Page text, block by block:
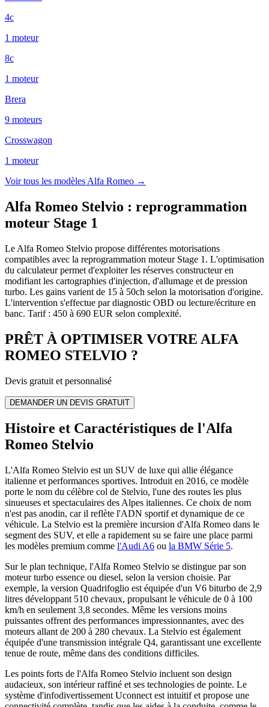
4c
1 moteur
8c
1 moteur
Brera
9 moteurs
Crosswagon
1 moteur
Voir tous les modèles Alfa Romeo →
Alfa Romeo Stelvio : reprogrammation
moteur Stage 1
Le Alfa Romeo Stelvio propose différentes motorisations
compatibles avec la reprogrammation moteur Stage 1. L'optimisation
du calculateur permet d'exploiter les réserves constructeur en
modifiant les cartographies d'injection, d'allumage et de pression
turbo. Les gains varient de 15 à 50ch selon la motorisation d'origine.
L'intervention s'effectue par diagnostic OBD ou lecture/écriture en
banc. Tarif : 450 à 690 EUR selon complexité.
PRÊT À OPTIMISER VOTRE ALFA
ROMEO STELVIO ?
Devis gratuit et personnalisé
DEMANDER UN DEVIS GRATUIT
Histoire et Caractéristiques de l'Alfa
Romeo Stelvio
L'Alfa Romeo Stelvio est un SUV de luxe qui allie élégance
italienne et performances sportives. Introduit en 2016, ce modèle
porte le nom du célèbre col de Stelvio, l'une des routes les plus
sinueuses et spectaculaires des Alpes italiennes. Ce choix de nom
n'est pas anodin, car il reflète l'ADN sportif et dynamique de ce
véhicule. La Stelvio est la première incursion d'Alfa Romeo dans le
segment des SUV, et elle a rapidement su se faire une place parmi
les modèles premium comme l'Audi A6 ou la BMW Série 5.
Sur le plan technique, l'Alfa Romeo Stelvio se distingue par son
moteur turbo essence ou diesel, selon la version choisie. Par
exemple, la version Quadrifoglio est équipée d'un V6 biturbo de 2,9
litres développant 510 chevaux, propulsant le véhicule de 0 à 100
km/h en seulement 3,8 secondes. Même les versions moins
puissantes offrent des performances impressionnantes, avec des
moteurs allant de 200 à 280 chevaux. La Stelvio est également
équipée d'une transmission intégrale Q4, garantissant une excellente
tenue de route, même dans des conditions difficiles.
Les points forts de l'Alfa Romeo Stelvio incluent son design
audacieux, son intérieur raffiné et ses technologies de pointe. Le
système d'infodivertissement Uconnect est intuitif et propose une